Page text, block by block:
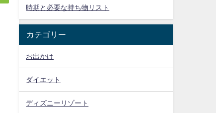
時期と必要な持ち物リスト
カテゴリー
お出かけ
ダイエット
ディズニーリゾート